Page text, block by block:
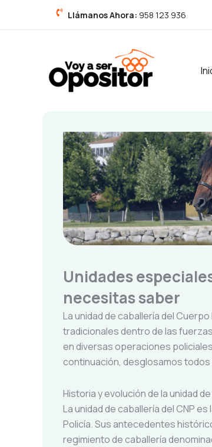
Llámanos Ahora: 958 123 936
Unidades
necesitas saber
La unidad de caballería del
tradicionales dentro de las
en diversas operaciones
continuación, desglosamos
Historia y evolución de la unidad
La unidad de caballería del CNP
Policía. Sus antecedentes
regimiento de caballería